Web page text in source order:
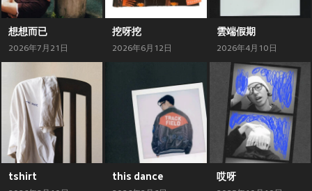
想想而已
2026年7月21日
挖呀挖
2026年6月12日
雲端假期
2026年4月10日
tshirt this dance 哎呀